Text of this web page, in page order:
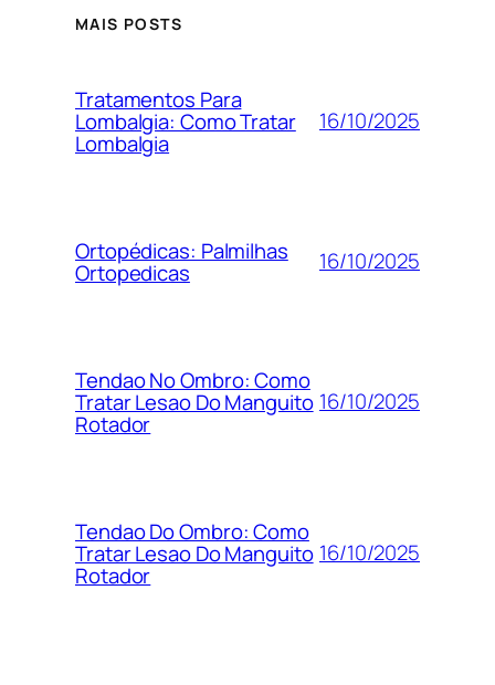
MAIS POSTS
Tratamentos Para
Lombalgia: Como Tratar
Lombalgia
16/10/2025
Ortopédicas: Palmilhas
Ortopedicas 16/10/2025
Tendao No Ombro: Como
Tratar Lesao Do Manguito
Rotador
16/10/2025
Tendao Do Ombro: Como
Tratar Lesao Do Manguito
Rotador
16/10/2025